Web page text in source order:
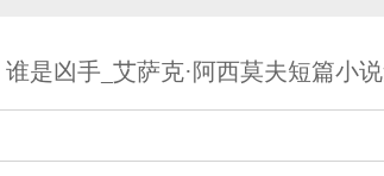
谁是凶手_艾萨克·阿西莫夫短篇小